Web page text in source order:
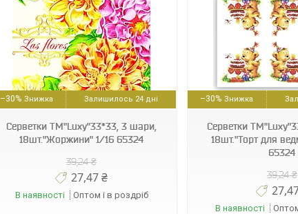
–30% Залишилось 24 дні
Серветки ТМ"Luxy"33*33, 3 шари,
18шт."Жоржини" 1/16 65324
39,24 ₴
27,47 ₴
В наявності Оптом і в роздріб
4820164967935
–30%
Серветки
18шт."Торт для
65324
39,24 ₴
В наявності
4820164964781